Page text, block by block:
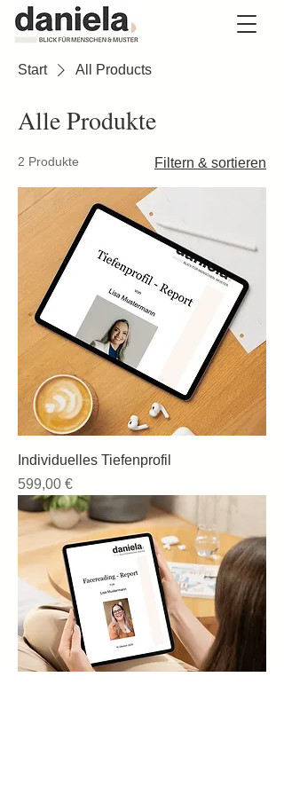
Start All Products
Alle Produkte
2 Produkte Filtern & sortieren
Individuelles Tiefenprofil
Preis
599,00 €